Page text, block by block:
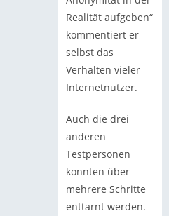
Realität aufgeben“
kommentiert er
selbst das
Verhalten vieler
Internetnutzer.
Auch die drei
anderen
Testpersonen
konnten über
mehrere Schritte
enttarnt werden.